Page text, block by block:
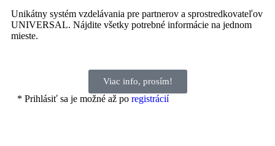
Unikátny systém vzdelávania pre partnerov a sprostredkovateľov
UNIVERSAL. Nájdite všetky potrebné informácie na jednom
mieste.
Viac info, prosím!
* Prihlásiť sa je možné až po registrácií